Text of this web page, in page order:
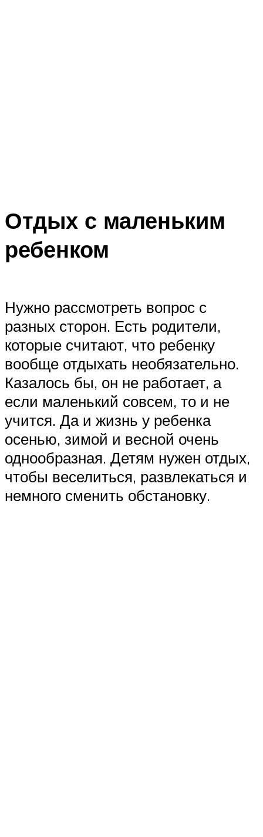
Отдых с маленьким
ребенком
Нужно рассмотреть вопрос с
разных сторон. Есть родители,
которые считают, что ребенку
вообще отдыхать необязательно.
Казалось бы, он не работает, а
если маленький совсем, то и не
учится. Да и жизнь у ребенка
осенью, зимой и весной очень
однообразная. Детям нужен отдых,
чтобы веселиться, развлекаться и
немного сменить обстановку.